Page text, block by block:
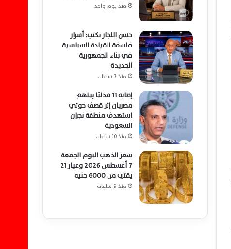
منذ يوم واحد
حسن النجار يكتب: أسرار
فلسفة القيادة السياسية
في بناء الجمهورية
الجديدة
منذ 7 ساعات
إصابة 11 مدنيًا بينهم
مصريان إثر قصف حوثي
استهدف منطقة نجران
السعودية
منذ 10 ساعات
سعر الذهب اليوم الجمعة
7 أغسطس 2026 وعيار 21
يقترب من 6000 جنيه
منذ 9 ساعات